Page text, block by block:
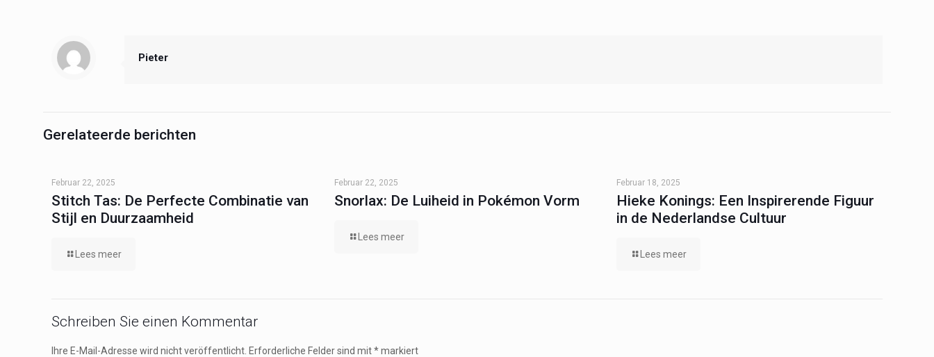
Pieter
Gerelateerde berichten
Februar 22, 2025
Stitch Tas: De Perfecte Combinatie van
Stijl en Duurzaamheid
Lees meer
Februar 22, 2025
Snorlax: De Luiheid in Pokémon Vorm
Lees meer
Februar 18, 2025
Hieke Konings: Een Inspirerende Figuur
in de Nederlandse Cultuur
Lees meer
Schreiben Sie einen Kommentar
Ihre E-Mail-Adresse wird nicht veröffentlicht. Erforderliche Felder sind mit*markiert